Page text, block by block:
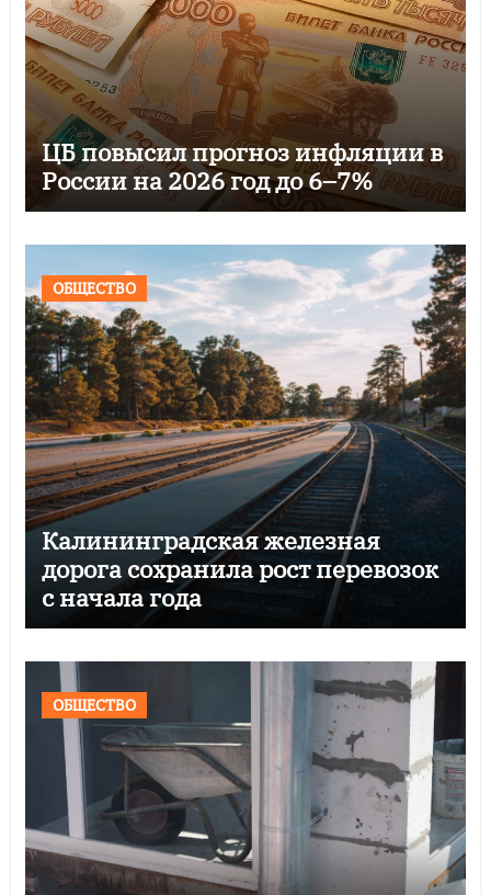
ЦБ повысил прогноз инфляции в
России на 2026 год до 6–7%
ОБЩЕСТВО
Калининградская железная
дорога сохранила рост перевозок
с начала года
ОБЩЕСТВО